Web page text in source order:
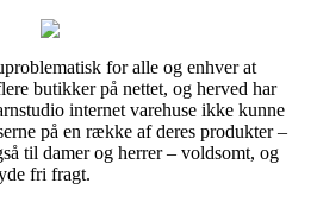
for alle og enhver at
butikker på nettet, og herved har
internet varehuse ikke kunne
på en række af deres produkter –
til damer og herrer – voldsomt, og
fri fragt.